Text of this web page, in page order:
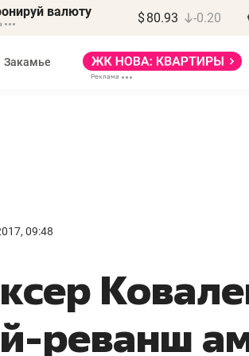
валюту $ 80.93 -0.20
Закамье
09:48
реванш
правил, бизнес может
потерять минимум